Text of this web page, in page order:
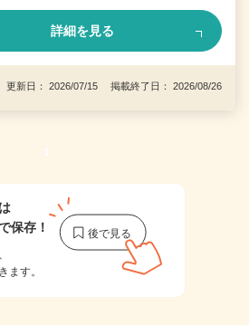
詳細を見る
更新日： 2026/07/15 掲載終了日： 2026/08/26
1
保存！
ます。